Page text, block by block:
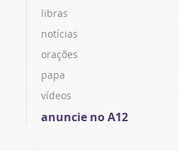
libras
notícias
orações
papa
vídeos
anuncie no A12